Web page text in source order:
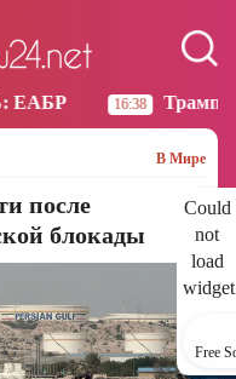
США больше не
В Мире
Could
not
load
Free
после
блокады